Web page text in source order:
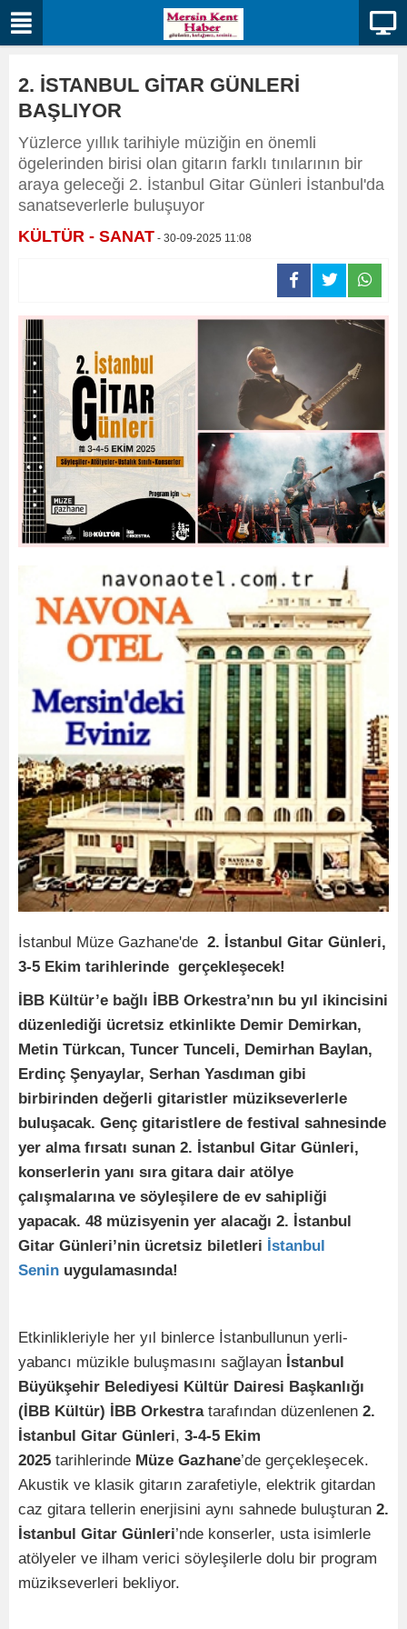
2. İSTANBUL GİTAR GÜNLERİ
BAŞLIYOR
Yüzlerce yıllık tarihiyle müziğin en önemli
ögelerinden birisi olan gitarın farklı tınılarının bir
araya geleceği 2. İstanbul Gitar Günleri İstanbul'da
sanatseverlerle buluşuyor
KÜLTÜR - SANAT - 30-09-2025 11:08
İstanbul Müze Gazhane'de 2. İstanbul Gitar Günleri,
3-5 Ekim tarihlerinde gerçekleşecek!
İBB Kültür’e bağlı İBB Orkestra’nın bu yıl ikincisini
düzenlediği ücretsiz etkinlikte Demir Demirkan,
Metin Türkcan, Tuncer Tunceli, Demirhan Baylan,
Erdinç Şenyaylar, Serhan Yasdıman gibi
birbirinden değerli gitaristler müzikseverlerle
buluşacak. Genç gitaristlere de festival sahnesinde
yer alma fırsatı sunan 2. İstanbul Gitar Günleri,
konserlerin yanı sıra gitara dair atölye
çalışmalarına ve söyleşilere de ev sahipliği
yapacak. 48 müzisyenin yer alacağı 2. İstanbul
Gitar Günleri’nin ücretsiz biletleri İstanbul
Senin uygulamasında!
Etkinlikleriyle her yıl binlerce İstanbullunun yerli-
yabancı müzikle buluşmasını sağlayan İstanbul
Büyükşehir Belediyesi Kültür Dairesi Başkanlığı
(İBB Kültür) İBB Orkestratarafından düzenlenen 2.
İstanbul Gitar Günleri, 3-4-5 Ekim
2025 tarihlerinde Müze Gazhane’de gerçekleşecek.
Akustik ve klasik gitarın zarafetiyle, elektrik gitardan
caz gitara tellerin enerjisini aynı sahnede buluşturan 2.
İstanbul Gitar Günleri’nde konserler, usta isimlerle
atölyeler ve ilham verici söyleşilerle dolu bir program
müzikseverleri bekliyor.